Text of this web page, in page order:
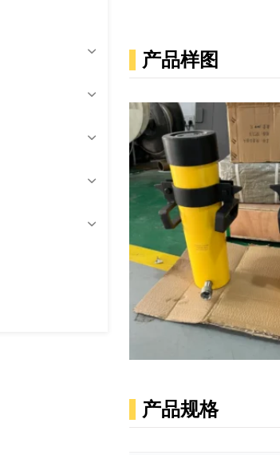
产品样图
产品规格